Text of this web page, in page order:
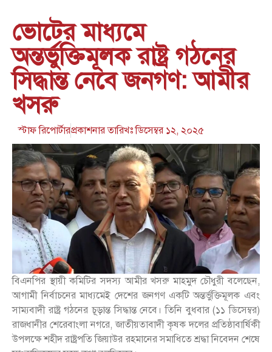
ভোটের মাধ্যমে
অন্তর্ভুক্তিমূলক রাষ্ট্র গঠনের
সিদ্ধান্ত নেবে জনগণ: আমীর
খসরু
স্টাফ রিপোর্টারপ্রকাশনার তারিখঃডিসেম্বর ১২, ২০২৫
বিএনপির স্থায়ী কমিটির সদস্য আমীর খসরু মাহমুদ চৌধুরী বলেছেন,
আগামী নির্বাচনের মাধ্যমেই দেশের জনগণ একটি অন্তর্ভুক্তিমূলক এবং
সাম্যবাদী রাষ্ট্র গঠনের চূড়ান্ত সিদ্ধান্ত নেবে। তিনি বুধবার (১১ ডিসেম্বর)
রাজধানীর শেরেবাংলা নগরে, জাতীয়তাবাদী কৃষক দলের প্রতিষ্ঠাবার্ষিকী
উপলক্ষে শহীদ রাষ্ট্রপতি জিয়াউর রহমানের সমাধিতে শ্রদ্ধা নিবেদন শেষে